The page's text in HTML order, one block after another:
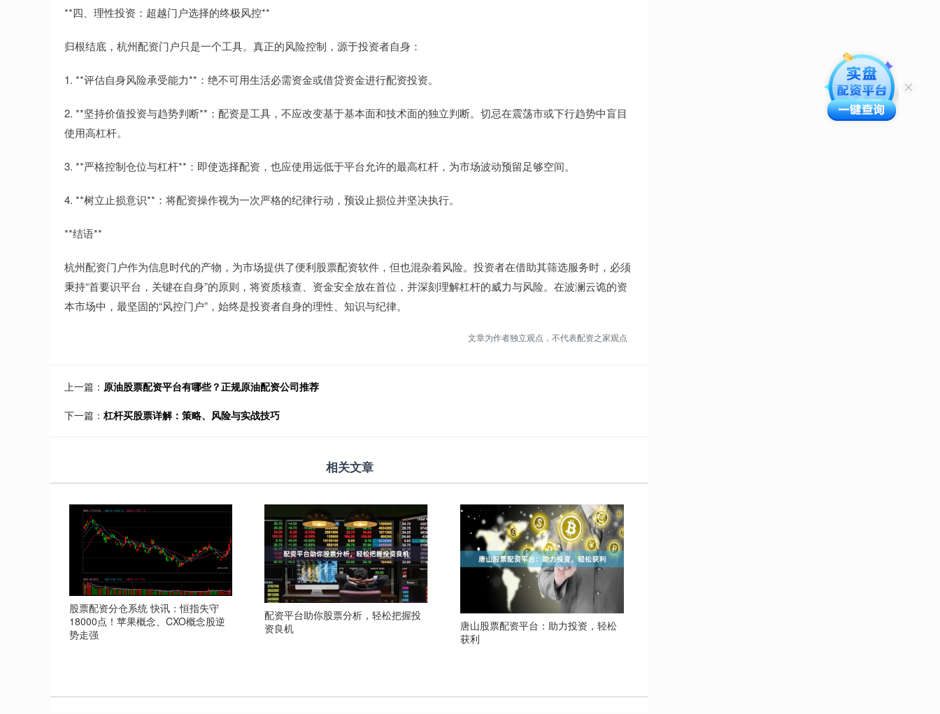
**四、理性投资：超越门户选择的终极风控**
归根结底，杭州配资门户只是一个工具。真正的风险控制，源于投资者自身：
1. **评估自身风险承受能力**：绝不可用生活必需资金或借贷资金进行配资投资。
2. **坚持价值投资与趋势判断**：配资是工具，不应改变基于基本面和技术面的独立判断。切忌在震荡市或下行趋势中盲目
使用高杠杆。
3. **严格控制仓位与杠杆**：即使选择配资，也应使用远低于平台允许的最高杠杆，为市场波动预留足够空间。
4. **树立止损意识**：将配资操作视为一次严格的纪律行动，预设止损位并坚决执行。
**结语**
杭州配资门户作为信息时代的产物，为市场提供了便利股票配资软件，但也混杂着风险。投资者在借助其筛选服务时，必须
秉持“首要识平台，关键在自身”的原则，将资质核查、资金安全放在首位，并深刻理解杠杆的威力与风险。在波澜云诡的资
本市场中，最坚固的“风控门户”，始终是投资者自身的理性、知识与纪律。
文章为作者独立观点，不代表配资之家观点
上一篇： 原油股票配资平台有哪些？正规原油配资公司推荐
下一篇： 杠杆买股票详解：策略、风险与实战技巧
相关文章
股票配资分仓系统 快讯：恒指失守
18000点！苹果概念、CXO概念股逆
势走强
配资平台助你股票分析，轻松把握投
资良机
唐山股票配资平台：助力投资，轻松
获利